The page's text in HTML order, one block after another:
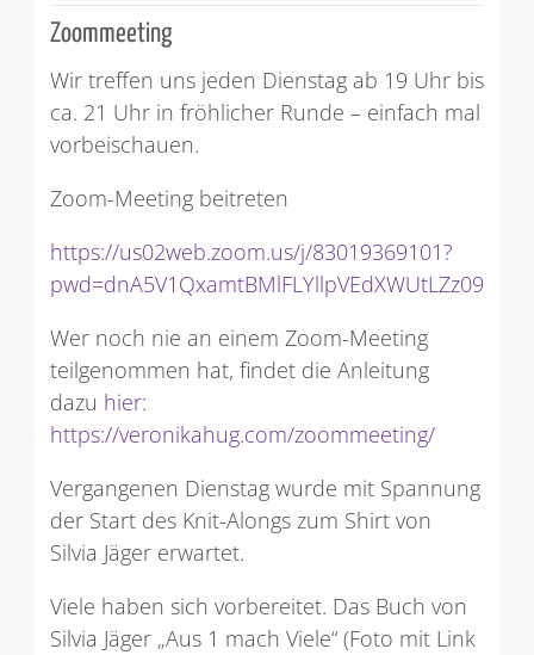
Zoommeeting
Wir treffen uns jeden Dienstag ab 19 Uhr bis
ca. 21 Uhr in fröhlicher Runde – einfach mal
vorbeischauen.
Zoom-Meeting beitreten
https://us02web.zoom.us/j/83019369101?
pwd=dnA5V1QxamtBMlFLYllpVEdXWUtLZz09
Wer noch nie an einem Zoom-Meeting
teilgenommen hat, findet die Anleitung
dazu hier:
https://veronikahug.com/zoommeeting/
Vergangenen Dienstag wurde mit Spannung
der Start des Knit-Alongs zum Shirt von
Silvia Jäger erwartet.
Viele haben sich vorbereitet. Das Buch von
Silvia Jäger „Aus 1 mach Viele“ (Foto mit Link